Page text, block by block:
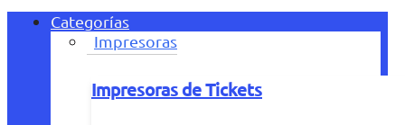
Categorías
Impresoras
Impresoras de Tickets